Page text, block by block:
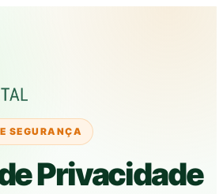
SEGURANÇA
Privacidade